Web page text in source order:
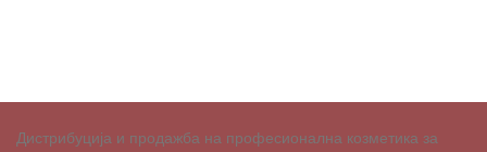
Дистрибуција и продажба на професионална козметика за